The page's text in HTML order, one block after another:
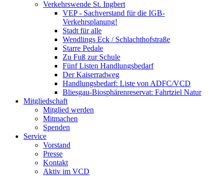
Verkehrswende St. Ingbert
VEP - Sachverstand für die IGB-
Verkehrsplanung!
Stadt für alle
Wendlings Eck / Schlachthofstraße
Starre Pedale
Zu Fuß zur Schule
Fünf Listen Handlungsbedarf
Der Kaiserradweg
Handlungsbedarf: Liste von ADFC/VCD
Bliesgau-Biosphärenreservat: Fahrtziel Natur
Mitgliedschaft
Mitglied werden
Mitmachen
Spenden
Service
Vorstand
Presse
Kontakt
Aktiv im VCD